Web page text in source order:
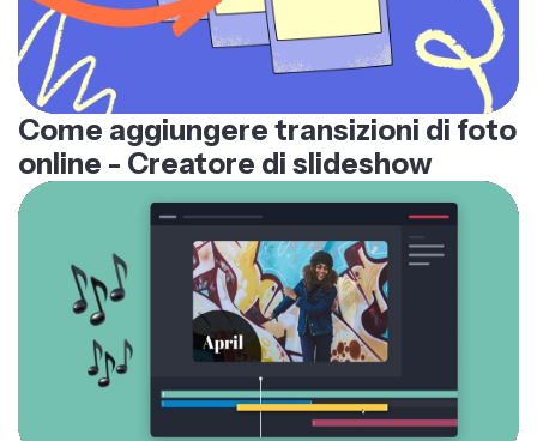
Come aggiungere transizioni di foto
online - Creatore di slideshow